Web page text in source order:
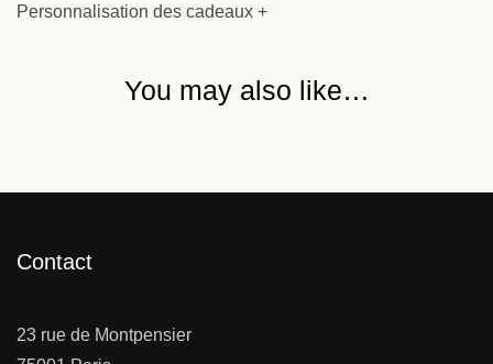
Personnalisation des cadeaux +
You may also like…
Contact
23 rue de Montpensier